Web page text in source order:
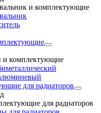
и комплектующие
и комплектующие
для радиаторов
для радиаторов